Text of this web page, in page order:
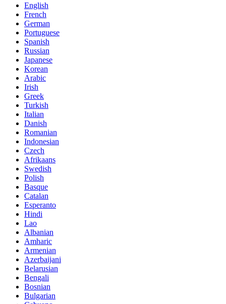
English
French
German
Portuguese
Spanish
Russian
Japanese
Korean
Arabic
Irish
Greek
Turkish
Italian
Danish
Romanian
Indonesian
Czech
Afrikaans
Swedish
Polish
Basque
Catalan
Esperanto
Hindi
Lao
Albanian
Amharic
Armenian
Azerbaijani
Belarusian
Bengali
Bosnian
Bulgarian